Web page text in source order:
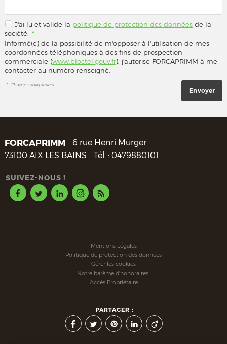
J'ai lu et valide la politique de protection des donnéesde la
société.
*
Informé(e) de la possibilité de m'opposer à l'utilisation de mes
coordonnées téléphoniques à des fins de prospection
commerciale (www.bloctel.gouv.fr), j'autorise FORCAPRIMM à me
contacter au numéro renseigné.
* Champs obligatoires
FORCAPRIMM
6 rue Henri Murger
73100 AIX LES BAINS Tél. : 0479880101
SUIVEZ-NOUS !
Mentions Légales
Politique de protection des données
Gérer les cookies
Notre barème d'honoraires
Accès Propriétaire
PARTAGER :